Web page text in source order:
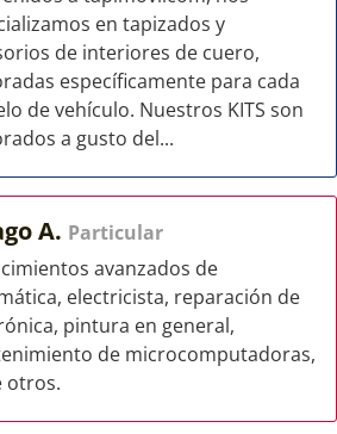
en tapizados y
de interiores de cuero,
específicamente para cada
de vehículo. Nuestros KITS son
a gusto del...
A. Particular
avanzados de
electricista, reparación de
pintura en general,
de microcomputadoras,
otros.